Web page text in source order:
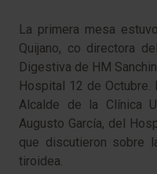
La primera mesa
Quijano, co directora
Digestiva de HM
Hospital 12 de Octubre.
Alcalde de la Clínica
Augusto García, del
que discutieron sobre
tiroidea.